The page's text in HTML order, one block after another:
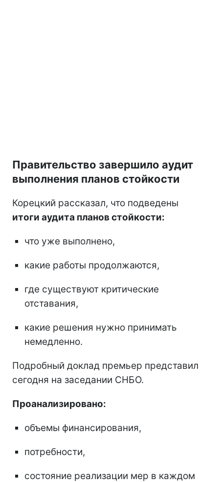
Правительство завершило аудит
выполнения планов стойкости
Корецкий рассказал, что подведены
итоги аудита планов стойкости:
что уже выполнено,
какие работы продолжаются,
где существуют критические
отставания,
какие решения нужно принимать
немедленно.
Подробный доклад премьер представил
сегодня на заседании СНБО.
Проанализировано:
объемы финансирования,
потребности,
состояние реализации мер в каждом